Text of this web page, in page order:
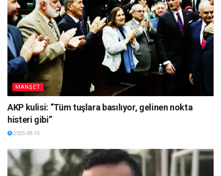
MANŞET
AKP kulisi: “Tüm tuşlara basılıyor, gelinen nokta
histeri gibi”
2025-09-15